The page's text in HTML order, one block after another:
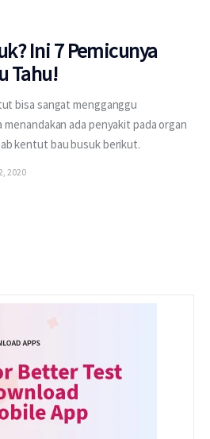
Ini 7 Pemicunya
Tahu!
bisa sangat mengganggu
menandakan ada penyakit pada organ
kentut bau busuk berikut.
2020